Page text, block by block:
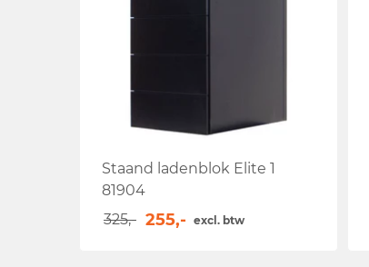
Staand ladenblok Elite 1
81904
325,- 255,- excl. btw